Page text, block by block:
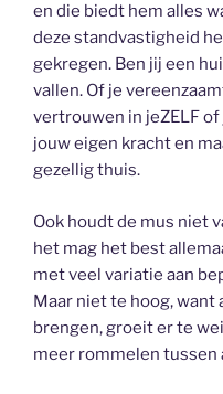
en die biedt hem alles
deze standvastigheid
gekregen. Ben jij een
vallen. Of je
vertrouwen in jeZELF
jouw eigen kracht en
gezellig thuis.
Ook houdt de mus niet
het mag het best
met veel variatie aan
Maar niet te hoog, want
brengen, groeit er te
meer rommelen tussen